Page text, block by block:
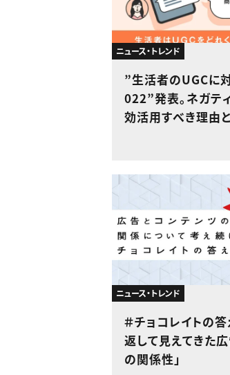
ニュース・トレンド
”生活者のUGCに
022”発表。ネガテ
効活用すべき理由
ニュース・トレンド
＃チョコレイトの答
返して見えてきた
の関係性」